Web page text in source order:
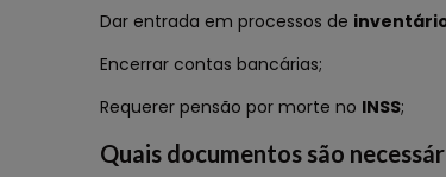
Dar entrada em processos de
Encerrar contas bancárias;
Requerer pensão por morte no INSS;
Quais documentos são